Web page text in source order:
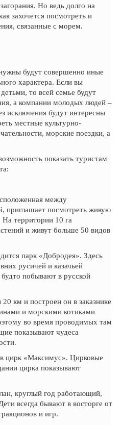
Но ведь долго на
захочется посмотреть и
связанные с морем.
будут совершенно иные
характера. Если вы
то всей семье будут
а компании молодых людей –
исключения будут интересны
местные культурно-
морские поездки, а
показать туристам
между
приглашает посмотреть живую
территории 10 га
и живут больше 50 видов
парк «Добродея». Здесь
русичей и казачьей
побывают в русской
км и построен он в заказнике
и морскими котиками
во время проводимых там
показывают чудеса
цирк «Максимус». Цирковые
цирка показывают
круглый год работающий,
всегда бывают в восторге от
и игр.